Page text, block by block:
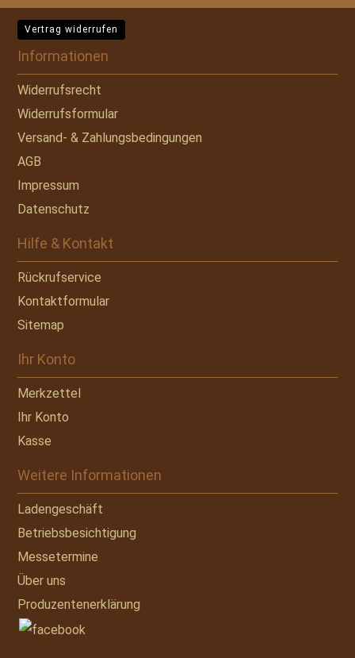
Vertrag widerrufen
Informationen
Widerrufsrecht
Widerrufsformular
Versand- & Zahlungsbedingungen
AGB
Impressum
Datenschutz
Hilfe & Kontakt
Rückrufservice
Kontaktformular
Sitemap
Ihr Konto
Merkzettel
Ihr Konto
Kasse
Weitere Informationen
Ladengeschäft
Betriebsbesichtigung
Messetermine
Über uns
Produzentenerklärung